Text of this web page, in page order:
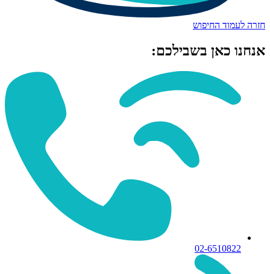
חזרה לעמוד החיפוש
אנחנו כאן בשבילכם:
02-6510822